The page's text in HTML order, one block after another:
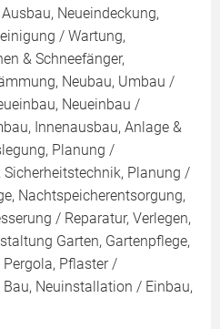
Neueindeckung,
/ Wartung,
& Schneefänger,
Neubau, Umbau /
Neueinbau /
Innenausbau, Anlage &
Planung /
Sicherheitstechnik, Planung /
Nachtspeicherentsorgung,
/ Reparatur, Verlegen,
Garten, Gartenpflege,
Pflaster /
Neuinstallation / Einbau,